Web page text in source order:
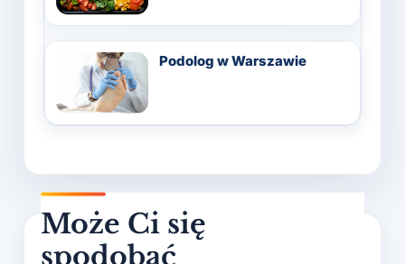
Podolog w Warszawie